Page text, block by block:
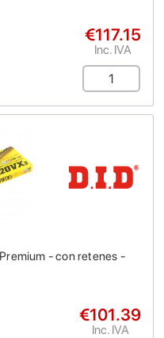
€117.15
Inc. IVA
- con retenes -
€101.39
Inc. IVA